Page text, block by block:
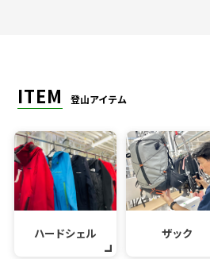
ITEM 登山アイテム
ハードシェル ザック